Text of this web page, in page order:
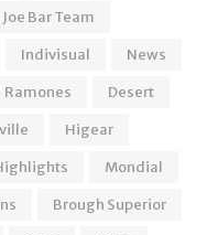
Joe Bar Team
Indivisual
News
Ramones
Desert
Higear
Mondial
Brough Superior